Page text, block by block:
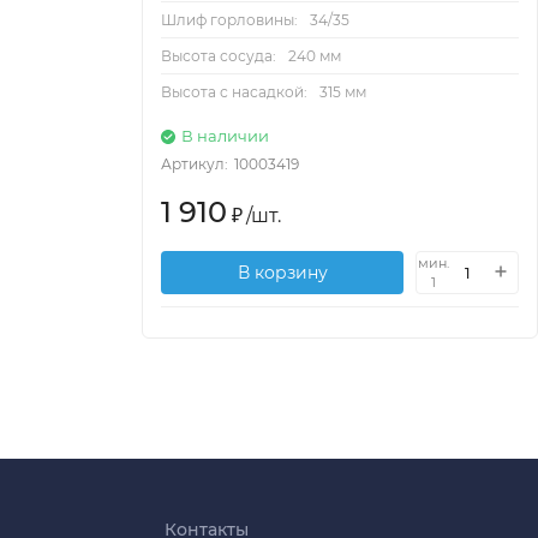
Шлиф горловины:
34/35
Высота сосуда:
240 мм
Высота с насадкой:
315 мм
В наличии
Артикул: 10003419
1 910 ₽/шт.
В корзину
мин.
1
Контакты